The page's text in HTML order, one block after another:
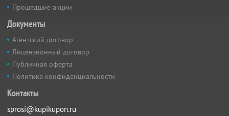
Прошедшие акции
Документы
Агентский договор
Лицензионный договор
Публичная оферта
Политика конфиденциальности
Контакты
sprosi@kupikupon.ru